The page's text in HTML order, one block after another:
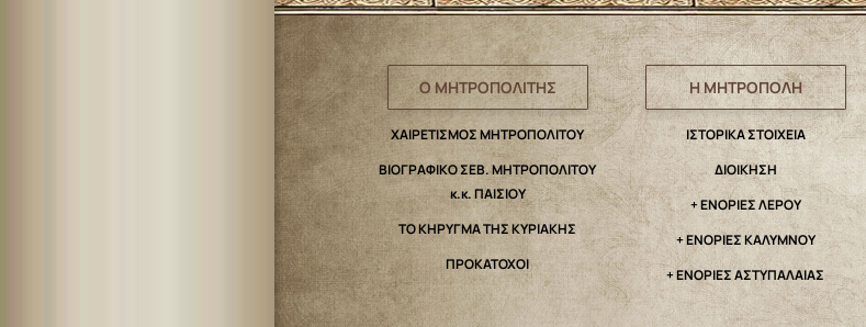
Ο ΜΗΤΡΟΠΟΛΙΤΗΣ
ΧΑΙΡΕΤΙΣΜΟΣ ΜΗΤΡΟΠΟΛΙΤΟΥ
ΒΙΟΓΡΑΦΙΚΟ ΣΕΒ. ΜΗΤΡΟΠΟΛΙΤΟΥ
κ.κ. ΠΑΙΣΙΟΥ
ΤΟ ΚΗΡΥΓΜΑ ΤΗΣ ΚΥΡΙΑΚΗΣ
ΠΡΟΚΑΤΟΧΟΙ
Η ΜΗΤΡΟΠΟΛΗ
IΣΤΟΡΙΚΑ ΣΤΟΙΧΕΙΑ
ΔΙΟΙΚΗΣΗ
+ ΕΝΟΡΙΕΣ ΛΕΡΟΥ
+ ΕΝΟΡΙΕΣ ΚΑΛΥΜΝΟΥ
+ ΕΝΟΡΙΕΣ ΑΣΤΥΠΑΛΑΙΑΣ